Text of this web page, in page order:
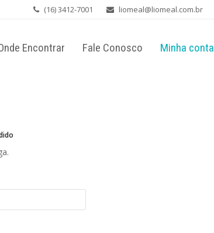
(16) 3412-7001 liomeal@liomeal.com.br
Encontrar Fale Conosco Minha conta